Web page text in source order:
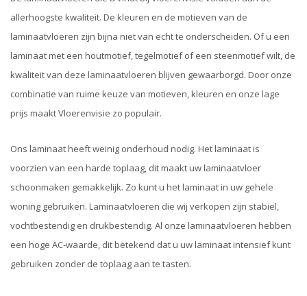
allerhoogste kwaliteit. De kleuren en de motieven van de
laminaatvloeren zijn bijna niet van echt te onderscheiden. Of u een
laminaat met een houtmotief, tegelmotief of een steenmotief wilt, de
kwaliteit van deze laminaatvloeren blijven gewaarborgd. Door onze
combinatie van ruime keuze van motieven, kleuren en onze lage
prijs maakt Vloerenvisie zo populair.
Ons laminaat heeft weinig onderhoud nodig. Het laminaat is
voorzien van een harde toplaag, dit maakt uw laminaatvloer
schoonmaken gemakkelijk. Zo kunt u het laminaat in uw gehele
woning gebruiken. Laminaatvloeren die wij verkopen zijn stabiel,
vochtbestendig en drukbestendig. Al onze laminaatvloeren hebben
een hoge AC-waarde, dit betekend dat u uw laminaat intensief kunt
gebruiken zonder de toplaag aan te tasten.